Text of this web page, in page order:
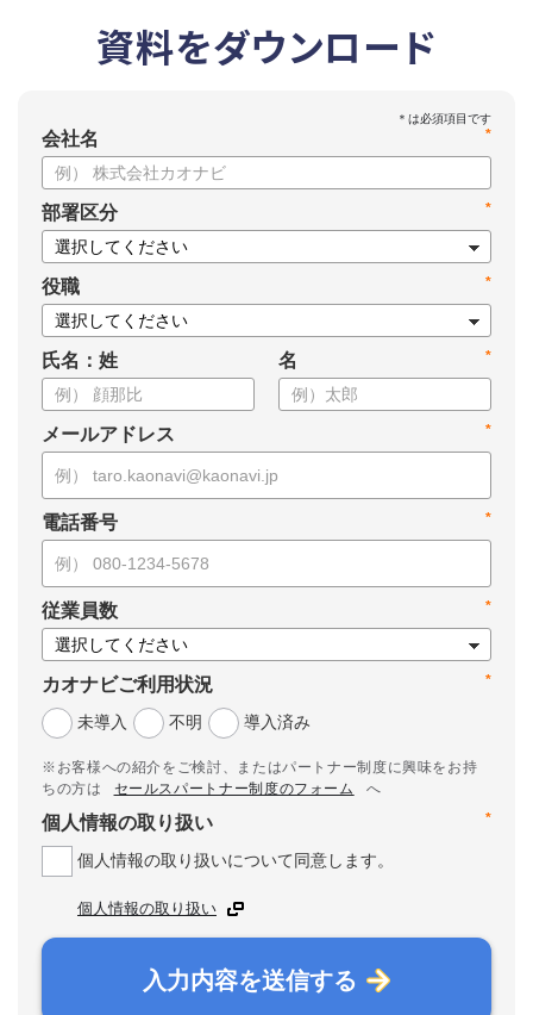
資料をダウンロード
*
会社名
*
部署区分
*
役職
氏名：姓 *
名
*
メールアドレス
*
電話番号
*
従業員数
*
カオナビご利用状況
未導入
不明 導入済み
※お客様への紹介をご検討、またはパートナー制度に興味をお持
ちの方は
セールスパートナー制度のフォーム
へ
*
個人情報の取り扱い
個人情報の取り扱いについて同意します。
個人情報の取り扱い
入力内容を送信する